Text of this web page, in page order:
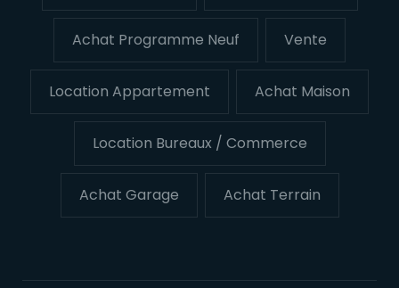
Achat Programme Neuf Vente
Location Appartement Achat Maison
Location Bureaux / Commerce
Achat Garage Achat Terrain